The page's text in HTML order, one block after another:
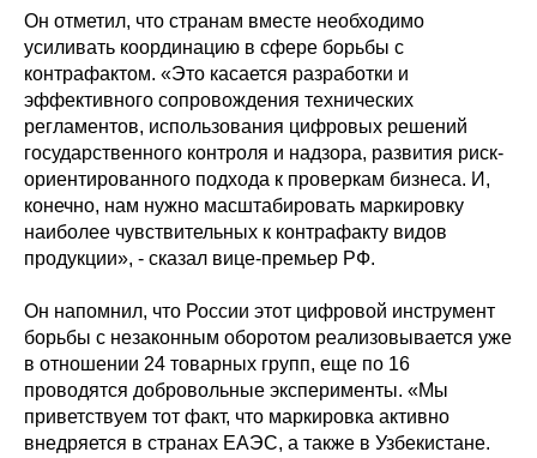
Он отметил, что странам вместе необходимо
усиливать координацию в сфере борьбы с
контрафактом. «Это касается разработки и
эффективного сопровождения технических
регламентов, использования цифровых решений
государственного контроля и надзора, развития риск-
ориентированного подхода к проверкам бизнеса. И,
конечно, нам нужно масштабировать маркировку
наиболее чувствительных к контрафакту видов
продукции», - сказал вице-премьер РФ.
Он напомнил, что России этот цифровой инструмент
борьбы с незаконным оборотом реализовывается уже
в отношении 24 товарных групп, еще по 16
проводятся добровольные эксперименты. «Мы
приветствуем тот факт, что маркировка активно
внедряется в странах ЕАЭС, а также в Узбекистане.